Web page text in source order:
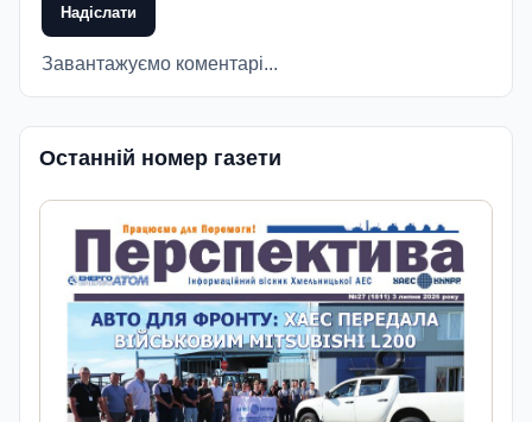
Надіслати
Завантажуємо коментарі...
Останній номер газети